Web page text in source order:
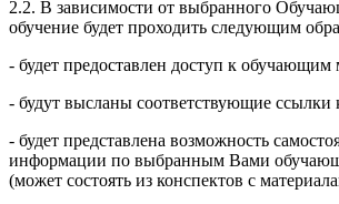
2.2. В зависимости от выбранного
обучение будет проходить следующим
- будет предоставлен доступ к обучающим
- будут высланы соответствующие ссылки
- будет представлена возможность
информации по выбранным Вами
(может состоять из конспектов с